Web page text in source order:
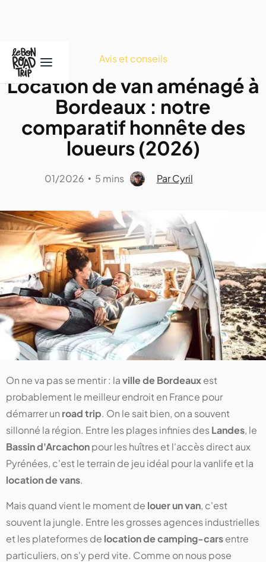
Avis et conseils
Location de van aménagé à
Bordeaux : notre
comparatif honnête des
loueurs (2026)
01/2026 • 5 mins Par Cyril
On ne va pas se mentir : laville de Bordeauxest
probablement le meilleur endroit en France pour
démarrer un road trip. On le sait bien, on a souvent
sillonné la région. Entre les plages infinies desLandes, le
Bassin d'Arcachonpour les huîtres et l'accès direct aux
Pyrénées, c'est le terrain de jeu idéal pour la vanlife et la
location de vans.
Mais quand vient le moment de louer un van, c'est
souvent la jungle. Entre les grosses agences industrielles
et les plateformes de location de camping-carsentre
particuliers, on s'y perd vite. Comme on nous pose